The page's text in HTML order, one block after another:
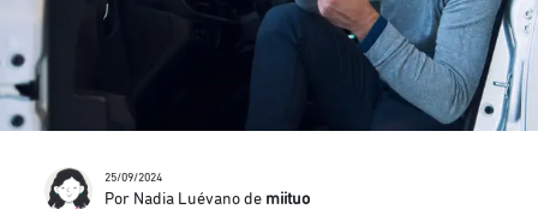
25/09/2024
Por Nadia Luévano de miituo